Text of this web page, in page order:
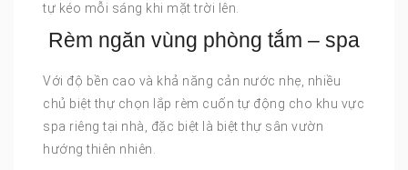
tự kéo mỗi sáng khi mặt trời lên.
Rèm ngăn vùng phòng tắm – spa
Với độ bền cao và khả năng cản nước nhẹ, nhiều
chủ biệt thự chọn lắp rèm cuốn tự động cho khu vực
spa riêng tại nhà, đặc biệt là biệt thự sân vườn
hướng thiên nhiên.